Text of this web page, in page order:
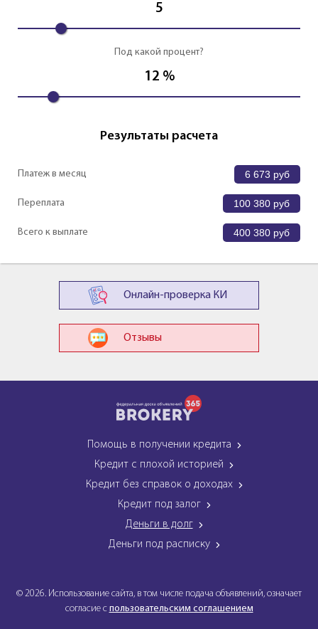
5
Под какой процент?
12 %
Результаты расчета
Платеж в месяц 6 673 руб
Переплата 100 380 руб
Всего к выплате 400 380 руб
Онлайн-проверка КИ
Отзывы
Помощь в получении кредита
Кредит с плохой историей
Кредит без справок о доходах
Кредит под залог
Деньги в долг
Деньги под расписку
© 2026. Использование сайта, в том числе подача объявлений, означает
согласие с пользовательским соглашением